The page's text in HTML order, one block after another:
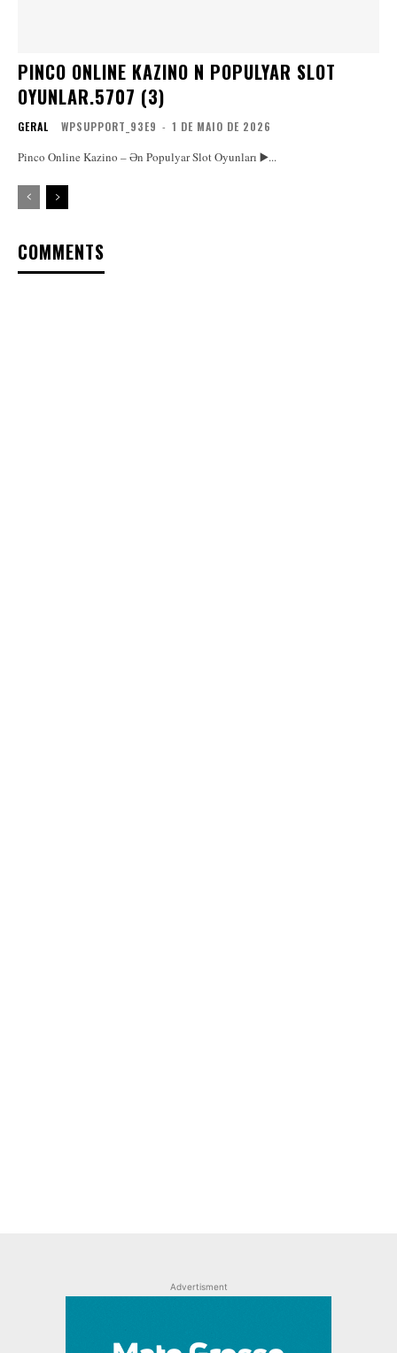
PINCO ONLINE KAZINO N POPULYAR SLOT
OYUNLAR.5707 (3)
GERAL WPSUPPORT_93E9 - 1 DE MAIO DE 2026
Pinco Online Kazino – Ən Populyar Slot Oyunları ▶️...
COMMENTS
Advertisment